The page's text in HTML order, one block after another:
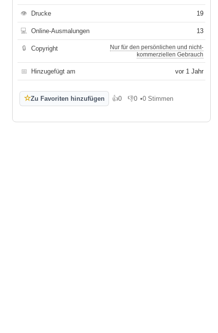
👁 Drucke 19
💻 Online-Ausmalungen 13
🔒 Copyright
Nur für den persönlichen und nicht-
kommerziellen Gebrauch
📅 Hinzugefügt am vor 1 Jahr
☆Zu Favoriten hinzufügen 👍0
Gefällt mir
👎0
Gefällt mir nicht
•0 Stimmen